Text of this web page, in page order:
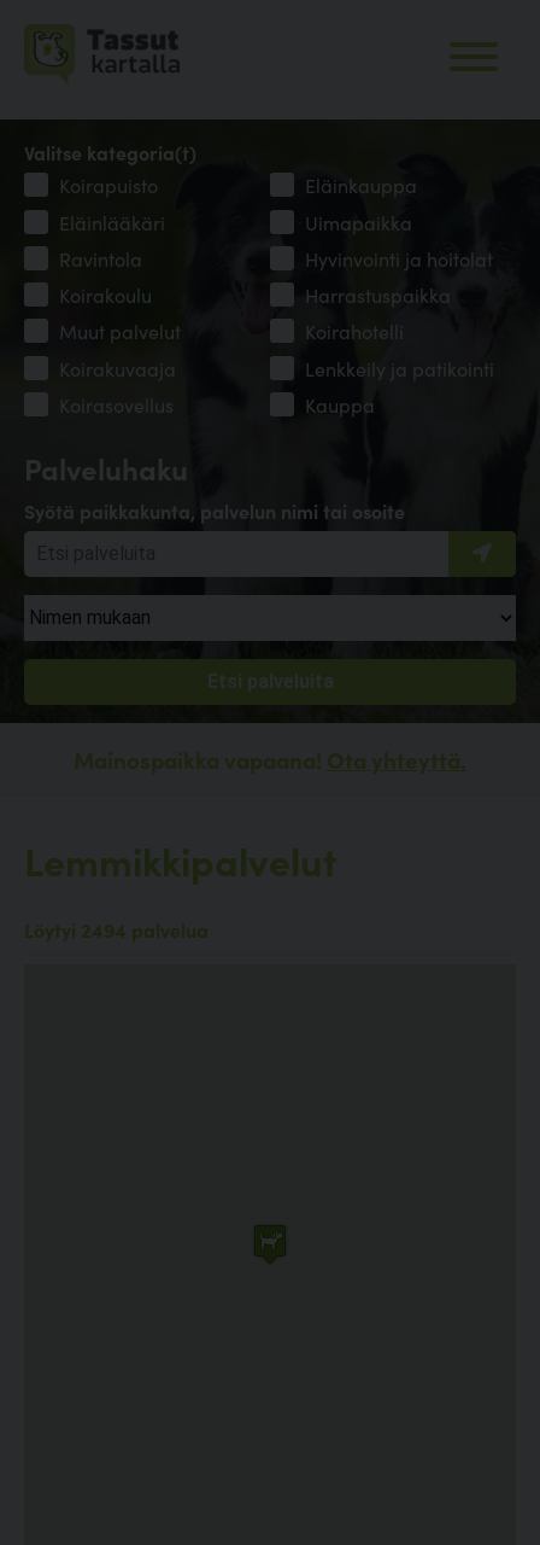
Palveluhaku
Syötä paikkakunta, palvelun nimi tai osoite
Valitse kategoria(t)
Koirapuisto
Eläinkauppa
Eläinlääkäri
Uimapaikka
Ravintola
Hyvinvointi ja hoitolat
Koirakoulu
Harrastuspaikka
Muut palvelut
Koirahotelli
Koirakuvaaja
Lenkkeily ja patikointi
Koirasovellus
Kauppa
Mainospaikka vapaana! Ota yhteyttä.
Lemmikkipalvelut
Löytyi 2494 palvelua